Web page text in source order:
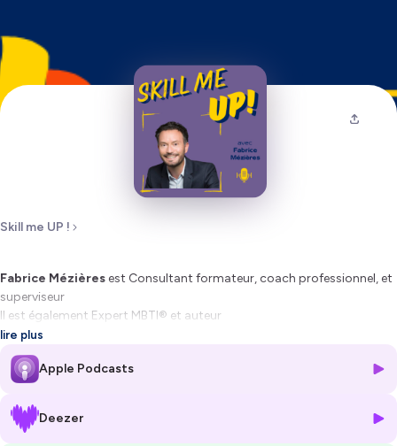
Skill me UP !
Fabrice Mézièresest Consultant formateur, coach professionnel, et
superviseur
Il est également Expert MBTI® et auteur
Dans cet épisode, on explore
✔️ Pourquoi la posture philosophique est essentielle aux managers ?
✔️ Et surtout, comment allier excellence opérationnelle et sagesse
antique ?
lire plus
Apple Podcasts
Deezer